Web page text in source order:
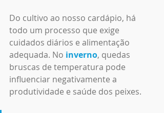
Do cultivo ao nosso cardápio, há
todo um processo que exige
cuidados diários e alimentação
adequada. No inverno, quedas
bruscas de temperatura pode
influenciar negativamente a
produtividade e saúde dos peixes.